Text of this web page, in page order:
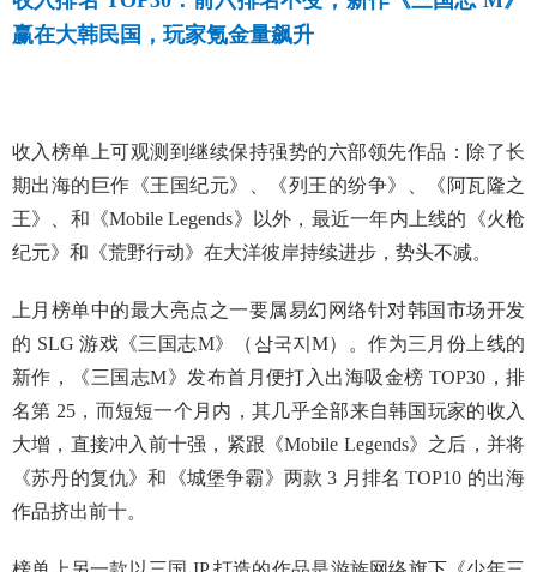
赢在大韩民国，玩家氪金量飙升
收入榜单上可观测到继续保持强势的六部领先作品：除了长
期出海的巨作《王国纪元》、《列王的纷争》、《阿瓦隆之
王》、和《Mobile Legends》以外，最近一年内上线的《火枪
纪元》和《荒野行动》在大洋彼岸持续进步，势头不减。
上月榜单中的最大亮点之一要属易幻网络针对韩国市场开发
的 SLG 游戏《三国志M》（삼국지M）。作为三月份上线的
新作，《三国志M》发布首月便打入出海吸金榜 TOP30，排
名第 25，而短短一个月内，其几乎全部来自韩国玩家的收入
大增，直接冲入前十强，紧跟《Mobile Legends》之后，并将
《苏丹的复仇》和《城堡争霸》两款 3 月排名 TOP10 的出海
作品挤出前十。